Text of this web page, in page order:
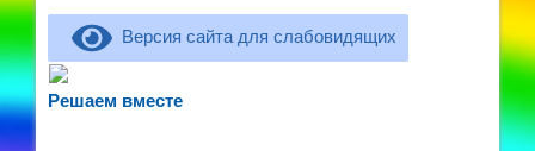
Версия сайта для слабовидящих
Решаем вместерассказать о воспитателях? Знаете, как